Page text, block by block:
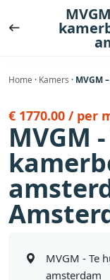
naar
Home · Kamers · MVGM
€ 1770.00 / per
MVGM
MVGM - Te
amsterdam